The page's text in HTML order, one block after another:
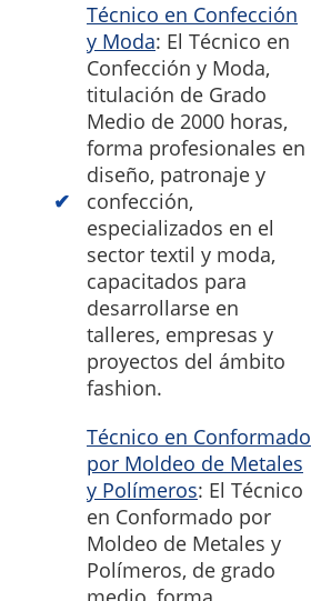
Técnico en Confección
y Moda: El Técnico en
Confección y Moda,
titulación de Grado
Medio de 2000 horas,
forma profesionales en
diseño, patronaje y
confección,
especializados en el
sector textil y moda,
capacitados para
desarrollarse en
talleres, empresas y
proyectos del ámbito
fashion.
Técnico en Conformado
por Moldeo de Metales
y Polímeros: El Técnico
en Conformado por
Moldeo de Metales y
Polímeros, de grado